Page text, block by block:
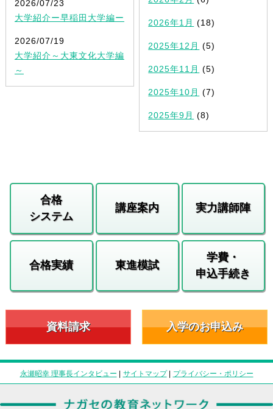
2026/07/23
大学紹介ー早稲田大学編ー
2026/07/19
大学紹介～大東文化大学編
～
2026年1月 (18)
2025年12月 (5)
2025年11月 (5)
2025年10月 (7)
2025年9月 (8)
合格
システム
講座案内 実力講師陣
合格実績 東進模試
学費・
申込手続き
資料請求 入学のお申込み
永瀬昭幸 理事長インタビュー | サイトマップ| プライバシー・ポリシー